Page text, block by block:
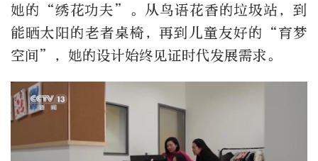
她的“绣花功夫”。从鸟语花香的垃圾站，到
能晒太阳的老者桌椅，再到儿童友好的“育梦
空间”，她的设计始终见证时代发展需求。